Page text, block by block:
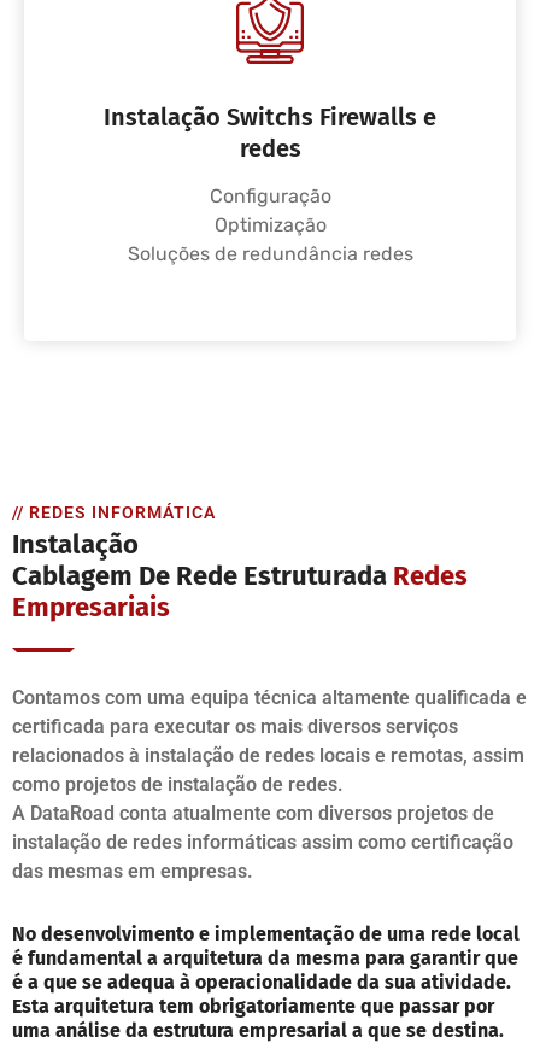
Instalação Switchs Firewalls e
redes
Configuração
Optimização
Soluções de redundância redes
// REDES INFORMÁTICA
Instalação
Cablagem De Rede Estruturada Redes
Empresariais
Contamos com uma equipa técnica altamente qualificada e
certificada para executar os mais diversos serviços
relacionados à instalação de redes locais e remotas, assim
como projetos de instalação de redes.
A DataRoad conta atualmente com diversos projetos de
instalação de redes informáticas assim como certificação
das mesmas em empresas.
No desenvolvimento e implementação de uma rede local
é fundamental a arquitetura da mesma para garantir que
é a que se adequa à operacionalidade da sua atividade.
Esta arquitetura tem obrigatoriamente que passar por
uma análise da estrutura empresarial a que se destina.